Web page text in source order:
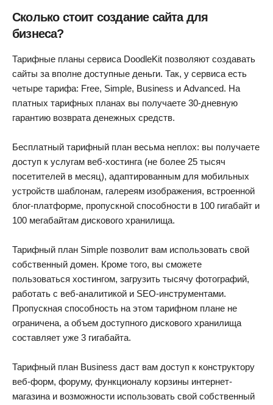
Сколько стоит создание сайта для
бизнеса?
Тарифные планы сервиса DoodleKit позволяют создавать
сайты за вполне доступные деньги. Так, у сервиса есть
четыре тарифа: Free, Simple, Business и Advanced. На
платных тарифных планах вы получаете 30-дневную
гарантию возврата денежных средств.
Бесплатный тарифный план весьма неплох: вы получаете
доступ к услугам веб-хостинга (не более 25 тысяч
посетителей в месяц), адаптированным для мобильных
устройств шаблонам, галереям изображения, встроенной
блог-платформе, пропускной способности в 100 гигабайт и
100 мегабайтам дискового хранилища.
Тарифный план Simple позволит вам использовать свой
собственный домен. Кроме того, вы сможете
пользоваться хостингом, загрузить тысячу фотографий,
работать с веб-аналитикой и SEO-инструментами.
Пропускная способность на этом тарифном плане не
ограничена, а объем доступного дискового хранилища
составляет уже 3 гигабайта.
Тарифный план Business даст вам доступ к конструктору
веб-форм, форуму, функционалу корзины интернет-
магазина и возможности использовать свой собственный